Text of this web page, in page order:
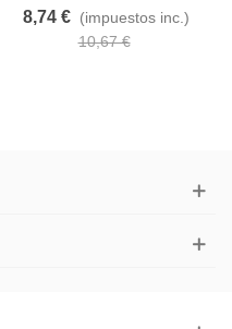
8,74 € (impuestos inc.)
10,67 €